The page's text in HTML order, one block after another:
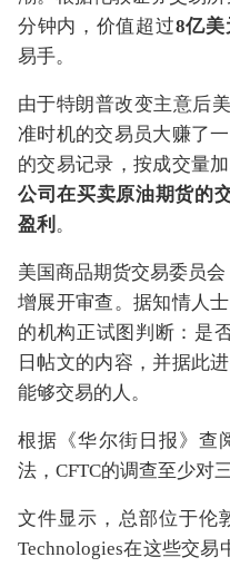
分钟内，价值超过8亿美
易手。
由于特朗普改变主意后
准时机的交易员大赚了
的交易记录，按成交量
公司在买卖原油期货的
盈利 。
美国商品期货交易委员
增展开审查。据知情人
的机构正试图判断：是
日帖文的内容，并据此
能够交易的人。
根据《华尔街日报》查
法，CFTC的调查至少对
文件显示，总部位于伦
Technologies在这些交